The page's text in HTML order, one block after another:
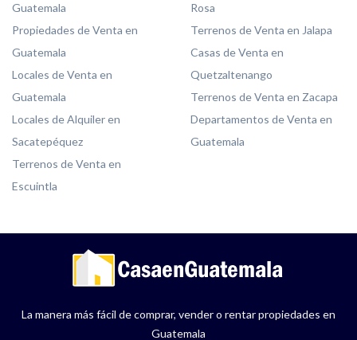
Guatemala
Propiedades de Venta en
Guatemala
Locales de Venta en
Guatemala
Locales de Alquiler en
Sacatepéquez
Terrenos de Venta en
Escuintla
Rosa
Terrenos de Venta en Jalapa
Casas de Venta en
Quetzaltenango
Terrenos de Venta en Zacapa
Departamentos de Venta en
Guatemala
La manera más fácil de comprar, vender o rentar propiedades en
Guatemala